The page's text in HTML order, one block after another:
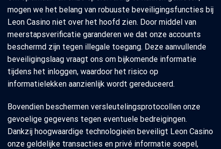
mogen we het belang van robuuste beveiligingsfuncties bij
Leon Casino niet over het hoofd zien. Door middel van
meerstapsverificatie garanderen we dat onze accounts
beschermd zijn tegen illegale toegang. Deze aanvullende
beveiligingslaag vraagt ons om bijkomende informatie
tijdens het inloggen, waardoor het risico op
informatielekken aanzienlijk wordt gereduceerd.
Bovendien beschermen versleutelingsprotocollen onze
gevoelige gegevens tegen eventuele bedreigingen.
Dankzij hoogwaardige technologieën beveiligt Leon Casino
onze geldelijke transacties en privé informatie soepel,